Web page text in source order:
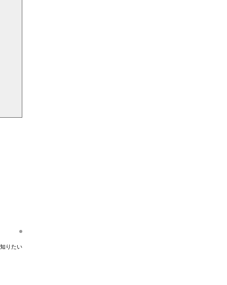
りたい